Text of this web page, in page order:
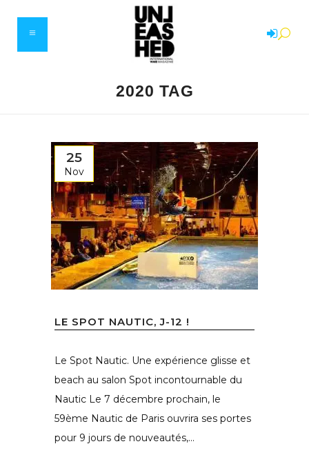
2020 TAG
25
Nov
LE SPOT NAUTIC, J-12 !
Le Spot Nautic. Une expérience glisse et
beach au salon Spot incontournable du
Nautic Le 7 décembre prochain, le
59ème Nautic de Paris ouvrira ses portes
pour 9 jours de nouveautés,...